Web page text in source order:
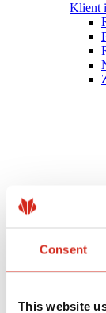
Consent
This website
Klient